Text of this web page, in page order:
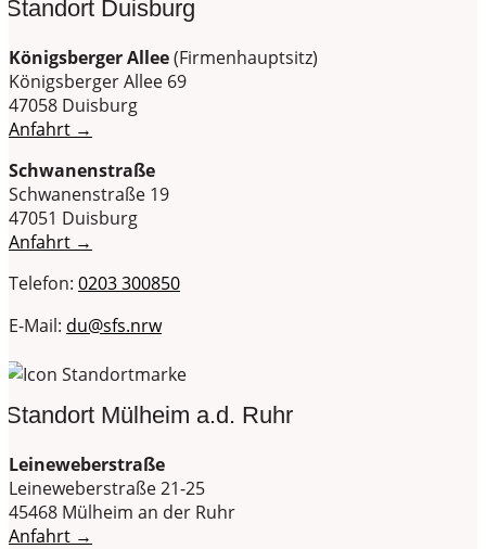
Standort Duisburg
Königsberger Allee(Firmenhauptsitz)
Königsberger Allee 69
47058 Duisburg
Anfahrt →
Schwanenstraße
Schwanenstraße 19
47051 Duisburg
Anfahrt →
Telefon: 0203 300850
E-Mail: du@sfs.nrw
Standort Mülheim a.d. Ruhr
Leineweberstraße
Leineweberstraße 21-25
45468 Mülheim an der Ruhr
Anfahrt →